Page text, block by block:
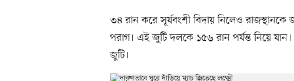
৩৪ রান করে সূর্যবংশী বিদায় নিলেও
পরাগ। এই জুটি দলকে ১৫৬ রান পর্যন্ত নিয়ে
জুটি।